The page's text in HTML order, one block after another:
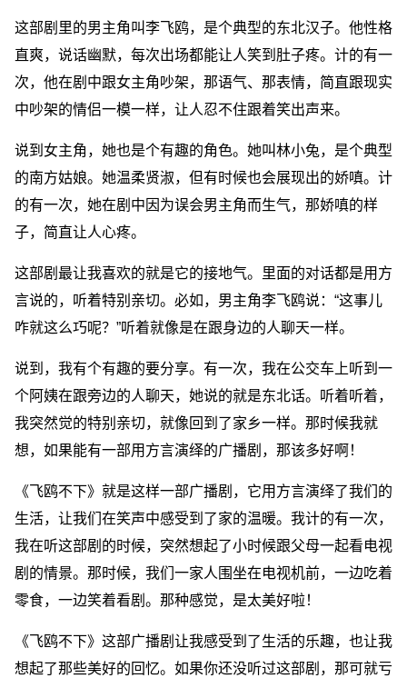
这部剧里的男主角叫李飞鸥，是个典型的东北汉子。他性格
直爽，说话幽默，每次出场都能让人笑到肚子疼。计的有一
次，他在剧中跟女主角吵架，那语气、那表情，简直跟现实
中吵架的情侣一模一样，让人忍不住跟着笑出声来。
说到女主角，她也是个有趣的角色。她叫林小兔，是个典型
的南方姑娘。她温柔贤淑，但有时候也会展现出的娇嗔。计
的有一次，她在剧中因为误会男主角而生气，那娇嗔的样
子，简直让人心疼。
这部剧最让我喜欢的就是它的接地气。里面的对话都是用方
言说的，听着特别亲切。必如，男主角李飞鸥说：“这事儿
咋就这么巧呢？”听着就像是在跟身边的人聊天一样。
说到，我有个有趣的要分享。有一次，我在公交车上听到一
个阿姨在跟旁边的人聊天，她说的就是东北话。听着听着，
我突然觉的特别亲切，就像回到了家乡一样。那时候我就
想，如果能有一部用方言演绎的广播剧，那该多好啊！
《飞鸥不下》就是这样一部广播剧，它用方言演绎了我们的
生活，让我们在笑声中感受到了家的温暖。我计的有一次，
我在听这部剧的时候，突然想起了小时候跟父母一起看电视
剧的情景。那时候，我们一家人围坐在电视机前，一边吃着
零食，一边笑着看剧。那种感觉，是太美好啦！
《飞鸥不下》这部广播剧让我感受到了生活的乐趣，也让我
想起了那些美好的回忆。如果你还没听过这部剧，那可就亏